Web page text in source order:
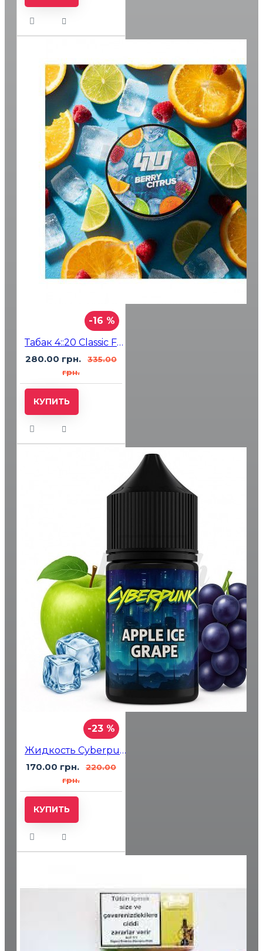
-16 %
Табак 4::20 Classic Frost Line Berry Citrus (Малина Апельсин Лайм) 100 гр
280.00 грн.
335.00
грн.
КУПИТЬ
-23 %
Жидкость Cyberpunk Apple Ice Grape (Яблоко Лёд Виноград) 30мл 5%
170.00 грн.
220.00
грн.
КУПИТЬ